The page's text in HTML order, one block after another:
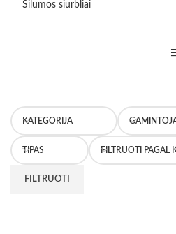
Šilumos siurbliai
KATEGORIJA
TIPAS FILTRUOTI PAGAL
FILTRUOTI